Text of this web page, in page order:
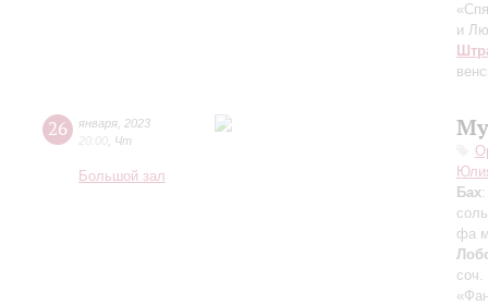
и
26 января 2023
20:00 Чт
Большой зал
Бах
фа